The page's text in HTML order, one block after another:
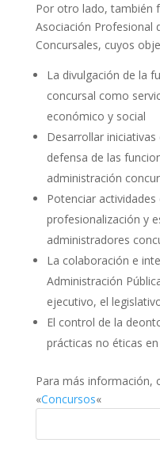
Por otro lado, también
Asociación Profesional
Concursales, cuyos
La divulgación de la
concursal como
económico y social
Desarrollar
defensa de las
administración
Potenciar
profesionalización y
administradores
La colaboración e
Administración
ejecutivo, el
El control de la
prácticas no éticas
Para más información,
«Concursos«